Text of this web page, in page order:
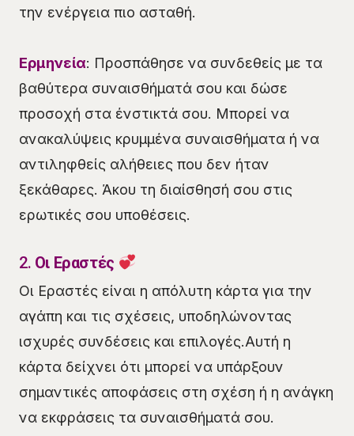
την ενέργεια πιο ασταθή.
Ερμηνεία: Προσπάθησε να συνδεθείς με τα
βαθύτερα συναισθήματά σου και δώσε
προσοχή στα ένστικτά σου. Μπορεί να
ανακαλύψεις κρυμμένα συναισθήματα ή να
αντιληφθείς αλήθειες που δεν ήταν
ξεκάθαρες. Άκου τη διαίσθησή σου στις
ερωτικές σου υποθέσεις.
2. Οι Εραστές
Οι Εραστές είναι η απόλυτη κάρτα για την
αγάπη και τις σχέσεις, υποδηλώνοντας
ισχυρές συνδέσεις και επιλογές.Αυτή η
κάρτα δείχνει ότι μπορεί να υπάρξουν
σημαντικές αποφάσεις στη σχέση ή η ανάγκη
να εκφράσεις τα συναισθήματά σου.